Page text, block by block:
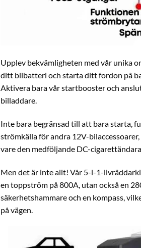
Upplev bekvämligheten med vår unika
ditt bilbatteri och starta ditt fordon på
Aktivera bara vår startbooster och
billaddare.
Inte bara begränsad till att bara starta,
strömkälla för andra 12V-
vare den medföljande DC-
Men det är inte allt! Vår 5-i-1-
en toppström på 800A, utan också en
säkerhetshammare och en kompass,
på vägen.